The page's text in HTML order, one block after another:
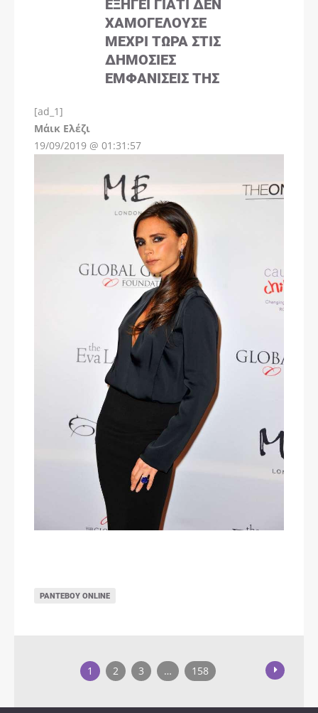
ΧΑΜΟΓΕΛΟΎΣΕ
ΜΈΧΡΙ ΤΏΡΑ ΣΤΙΣ
ΔΗΜΌΣΙΕΣ
ΕΜΦΑΝΊΣΕΙΣ ΤΗΣ
[ad_1]
Μάικ Ελέζι
19/09/2019 @ 01:31:57
ΡΑΝΤΕΒΟΎ ONLINE
1 2 3 … 158